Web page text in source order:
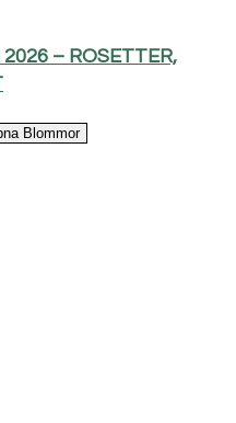
– ROSETTER,
Blommor